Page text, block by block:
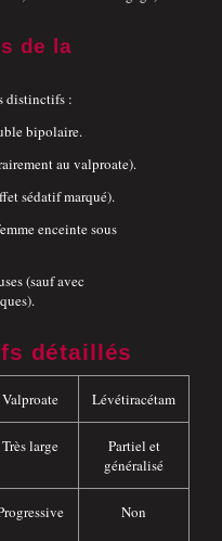
de la
distinctifs :
bipolaire.
au valproate).
sédatif marqué).
enceinte sous
(sauf avec
détaillés
Valproate Lévétiracétam
Très large
Partiel et
généralisé
Non